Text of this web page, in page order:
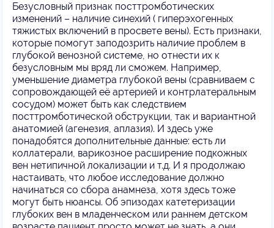
Безусловный признак посттромботических
изменений – наличие синехий ( гиперэхогенных
тяжистых включений в просвете вены). Есть признаки,
которые помогут заподозрить наличие проблем в
глубокой венозной системе, но отнести их к
безусловным мы вряд ли сможем. Например,
уменьшение диаметра глубокой вены (сравниваем с
сопровождающей её артерией и контрлатеральным
сосудом) может быть как следствием
посттромботической обструкции, так и вариантной
анатомией (агенезия, аплазия). И здесь уже
понадобятся дополнительные данные: есть ли
коллатерали, варикозное расширение подкожных
вен нетипичной локализации и т.д. И я продолжаю
настаивать, что любое исследование должно
начинаться со сбора анамнеза, хотя здесь тоже
могут быть нюансы. Об эпизодах катетеризации
глубоких вен в младенческом или раннем детском